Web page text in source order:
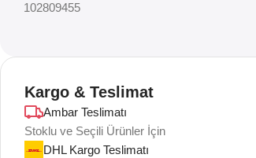
102809455
Kargo & Teslimat
Ambar Teslimatı
Stoklu ve Seçili Ürünler İçin
DHL Kargo Teslimatı